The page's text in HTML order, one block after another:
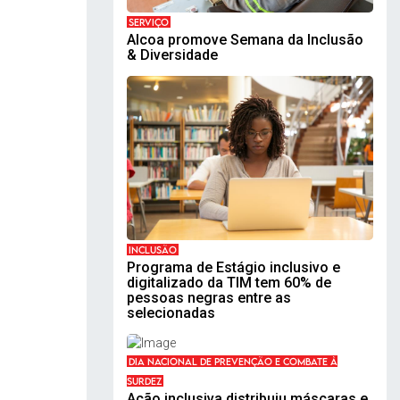
SERVIÇO
Alcoa promove Semana da Inclusão
& Diversidade
INCLUSÃO
Programa de Estágio inclusivo e
digitalizado da TIM tem 60% de
pessoas negras entre as
selecionadas
DIA NACIONAL DE PREVENÇÃO E COMBATE À
SURDEZ